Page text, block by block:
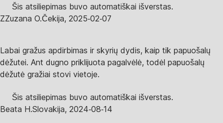
Šis atsiliepimas buvo automatiškai išverstas.
ZZuzana O.Čekija, 2025‑02‑07
Labai gražus apdirbimas ir skyrių dydis, kaip tik papuošalų
dėžutei. Ant dugno priklijuota pagalvėlė, todėl papuošalų
dėžutė gražiai stovi vietoje.
Šis atsiliepimas buvo automatiškai išverstas.
Beata H.Slovakija, 2024‑08‑14